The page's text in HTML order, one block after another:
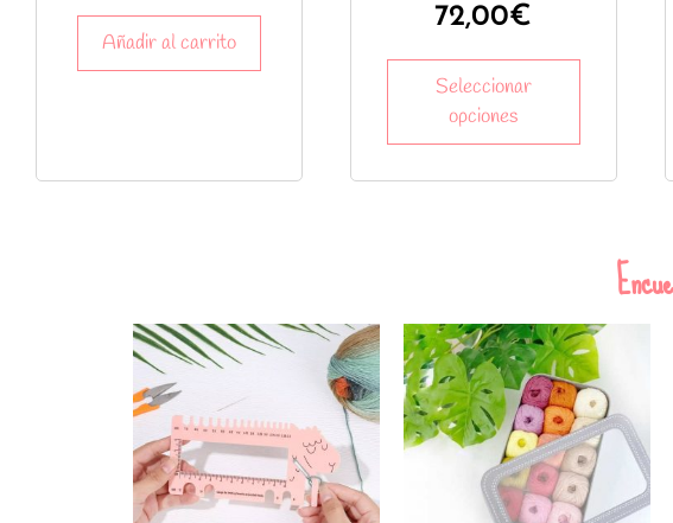
Añadir al carrito
72,00€
Seleccionar
opciones